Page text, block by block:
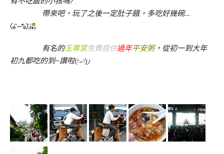
帶來吧，玩了之後一定肚子餓，多吃好幾碗…
有名的玉尊宮免費提供過年平安粥，從初一到大年
初九都吃的到~讚啦